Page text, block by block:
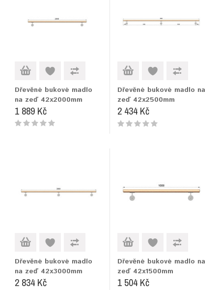
Dřevěné bukové madlo
na zeď 42x2000mm
1 889 Kč
Dřevěné bukové madlo na
zeď 42x2500mm
2 434 Kč
Dřevěné bukové madlo
na zeď 42x3000mm
2 834 Kč
Dřevěné bukové madlo na
zeď 42x1500mm
1 504 Kč